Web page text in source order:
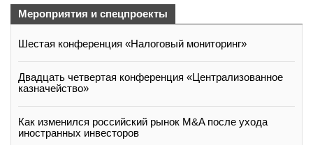
Мероприятия и спецпроекты
Шестая конференция «Налоговый мониторинг»
Двадцать четвертая конференция «Централизованное
казначейство»
Как изменился российский рынок M&A после ухода
иностранных инвесторов